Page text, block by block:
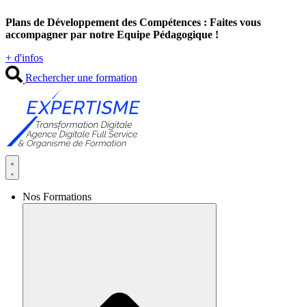
au
contenu
Plans de Développement des Compétences : Faites vous
accompagner par notre Equipe Pédagogique !
+ d'infos
Rechercher une formation
Nos Formations